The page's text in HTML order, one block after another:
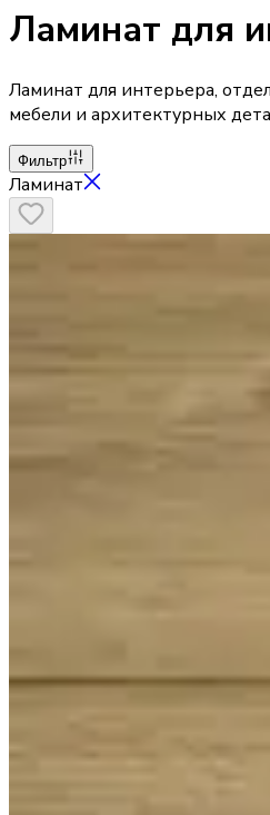
Ламинат для
Ламинат для интерьера,
мебели и архитектурных
Фильтр
Ламинат